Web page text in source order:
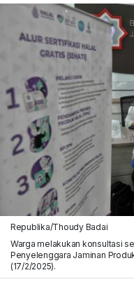
Republika/Thoudy Badai
Warga melakukan konsultasi
Penyelenggara Jaminan
(17/2/2025).